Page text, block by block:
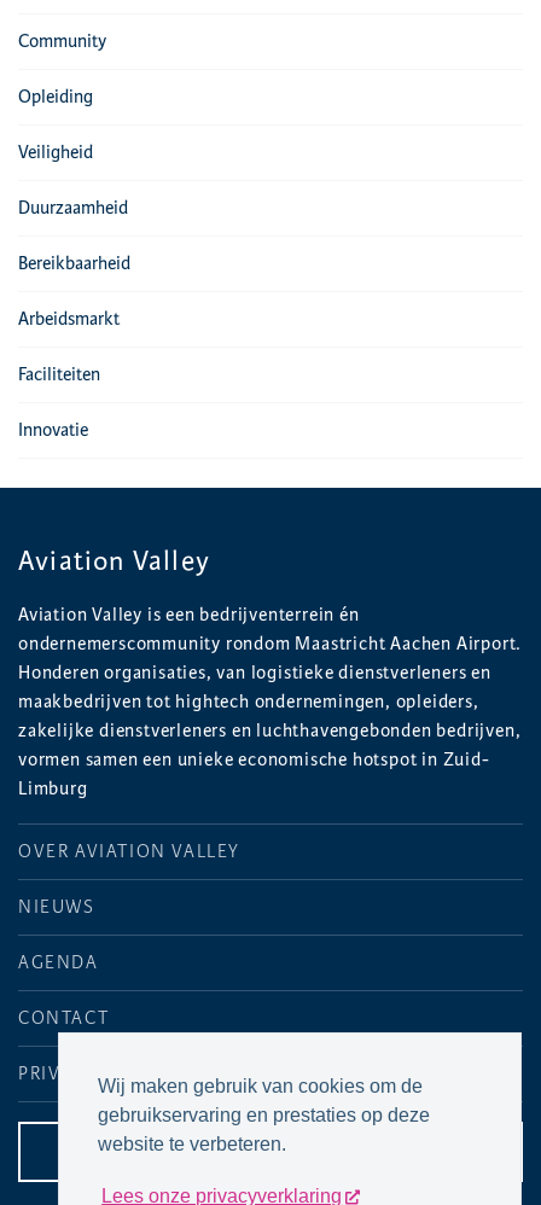
Wij maken gebruik van cookies om de
gebruikservaring en prestaties op deze
website te verbeteren.
Lees onze privacyverklaring
Community
Opleiding
Veiligheid
Duurzaamheid
Bereikbaarheid
Arbeidsmarkt
Faciliteiten
Innovatie
Aviation Valley
Aviation Valley is een bedrijventerrein én
ondernemerscommunity rondom Maastricht Aachen Airport.
Honderen organisaties, van logistieke dienstverleners en
maakbedrijven tot hightech ondernemingen, opleiders,
zakelijke dienstverleners en luchthavengebonden bedrijven,
vormen samen een unieke economische hotspot in Zuid-
Limburg
OVER AVIATION VALLEY
NIEUWS
AGENDA
CONTACT
PRIVACYVERKLARING
CONTACTPAGINA